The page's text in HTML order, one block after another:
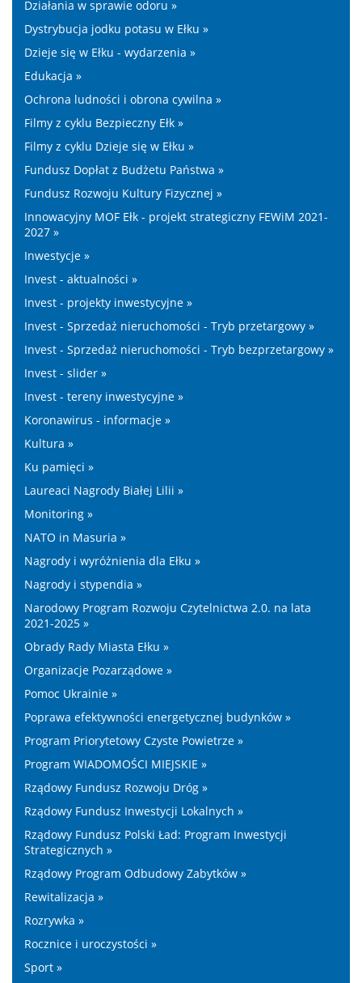
Działania w sprawie odoru »
Dystrybucja jodku potasu w Ełku »
Dzieje się w Ełku - wydarzenia »
Edukacja »
Ochrona ludności i obrona cywilna »
Filmy z cyklu Bezpieczny Ełk »
Filmy z cyklu Dzieje się w Ełku »
Fundusz Dopłat z Budżetu Państwa »
Fundusz Rozwoju Kultury Fizycznej »
Innowacyjny MOF Ełk - projekt strategiczny FEWiM 2021-
2027 »
Inwestycje »
Invest - aktualności »
Invest - projekty inwestycyjne »
Invest - Sprzedaż nieruchomości - Tryb przetargowy »
Invest - Sprzedaż nieruchomości - Tryb bezprzetargowy »
Invest - slider »
Invest - tereny inwestycyjne »
Koronawirus - informacje »
Kultura »
Ku pamięci »
Laureaci Nagrody Białej Lilii »
Monitoring »
NATO in Masuria »
Nagrody i wyróżnienia dla Ełku »
Nagrody i stypendia »
Narodowy Program Rozwoju Czytelnictwa 2.0. na lata
2021-2025 »
Obrady Rady Miasta Ełku »
Organizacje Pozarządowe »
Pomoc Ukrainie »
Poprawa efektywności energetycznej budynków »
Program Priorytetowy Czyste Powietrze »
Program WIADOMOŚCI MIEJSKIE »
Rządowy Fundusz Rozwoju Dróg »
Rządowy Fundusz Inwestycji Lokalnych »
Rządowy Fundusz Polski Ład: Program Inwestycji
Strategicznych »
Rządowy Program Odbudowy Zabytków »
Rewitalizacja »
Rozrywka »
Rocznice i uroczystości »
Sport »